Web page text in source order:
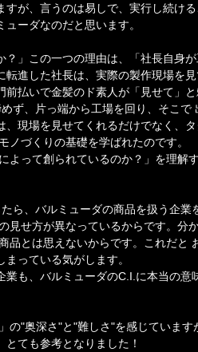
すが、言うのは易しで、実行し続け
ーダなのだと思います。
」この一つの理由は、「社長自身
進した社長は、実際の製作現場を
払いで金髪のド素人が「見せて」
ず、片っ端から工場を回り、そこで
現場を見せてくれるだけでなく、
づくりの基礎を学ばれたのです。
よって創られているのか？」を理解
ら、バルミューダの商品を扱う企業
見せ方が異なっているからです。分
品とは思えないからです。これだと
っている気がします。
も、バルミューダのC.I.に本当の意
の"奥深さ"と"難しさ"を感じていま
ても参考となりました！